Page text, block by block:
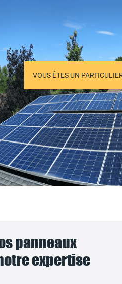
VOUS ÊTES UN
panneaux
expertise